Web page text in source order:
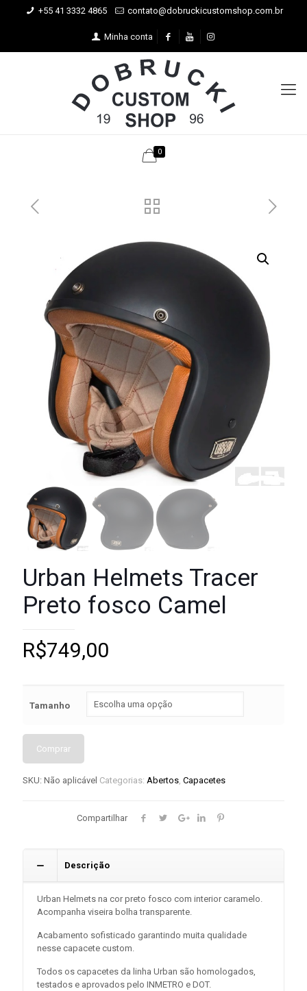
+55 41 3332 4865 contato@dobruckicustomshop.com.br
Minha conta
0
Urban Helmets Tracer
Preto fosco Camel
R$749,00
Tamanho
Comprar
SKU: Não aplicável Categorias: Abertos, Capacetes
Compartilhar
Descrição
Urban Helmets na cor preto fosco com interior caramelo.
Acompanha viseira bolha transparente.
Acabamento sofisticado garantindo muita qualidade
nesse capacete custom.
Todos os capacetes da linha Urban são homologados,
testados e aprovados pelo INMETRO e DOT.